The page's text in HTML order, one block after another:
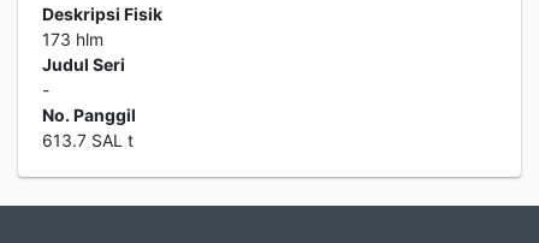
Deskripsi Fisik
173 hlm
Judul Seri
-
No. Panggil
613.7 SAL t